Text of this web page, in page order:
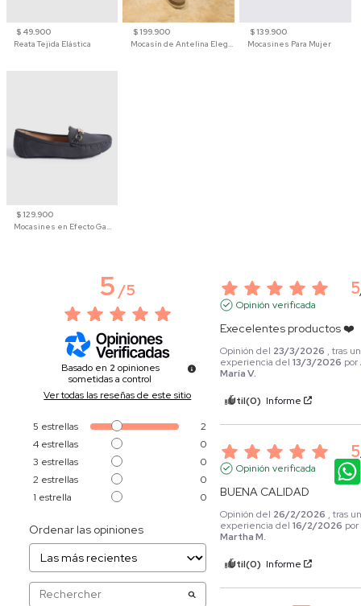
$ 49.900
Reata Tejida Elástica
$ 199.900
Mocasín de Antelina Elegante con Suela de Contraste Para Hombre
$ 139.900
Mocasines Para Mujer
$ 129.900
Mocasines en Efecto Gamuzado Para Mujer
5/5
Basado en 2 opiniones
sometidas a control
Ver todas las reseñas de este sitio
5 estrellas
2
4 estrellas
0
3 estrellas
0
2 estrellas
0
1 estrella 0
Ordenar las opiniones
5
Opinión verificada
Execelentes productos ❤️
Opinión del 23/3/2026 , tras
experiencia del13/3/2026 por
María V.
Útil(0) Informe
5
Opinión verificada
BUENA CALIDAD
Opinión del 26/2/2026 , tras
experiencia del16/2/2026 por
Martha M.
Útil(0) Informe